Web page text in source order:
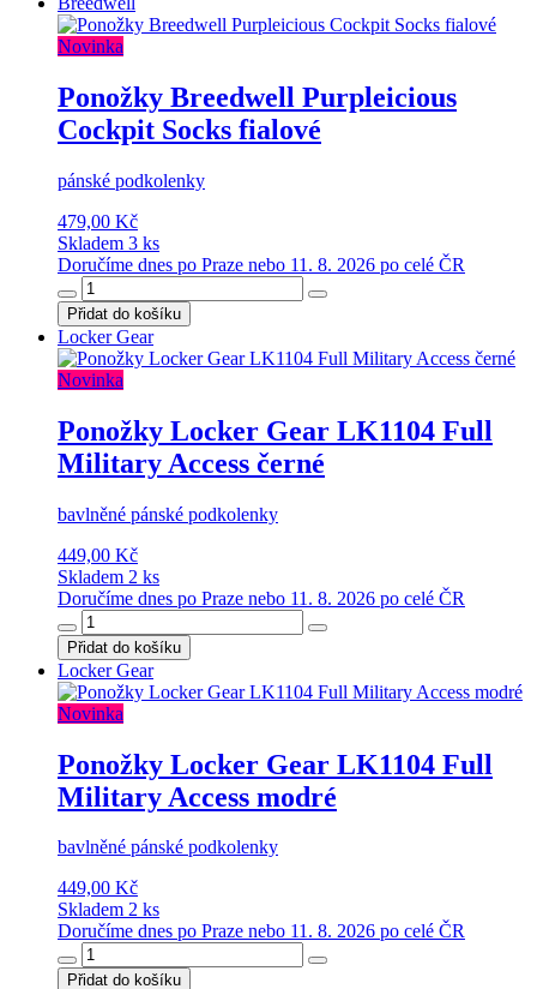
Novinka
Ponožky Breedwell Purpleicious
Cockpit Socks fialové
pánské podkolenky
479,00 Kč
Skladem 3 ks
Doručíme dnes po Praze nebo 11. 8. 2026 po celé ČR
Přidat do košíku
Locker Gear
Novinka
Ponožky Locker Gear LK1104 Full
Military Access černé
bavlněné pánské podkolenky
449,00 Kč
Skladem 2 ks
Doručíme dnes po Praze nebo 11. 8. 2026 po celé ČR
Přidat do košíku
Locker Gear
Novinka
Ponožky Locker Gear LK1104 Full
Military Access modré
bavlněné pánské podkolenky
449,00 Kč
Skladem 2 ks
Doručíme dnes po Praze nebo 11. 8. 2026 po celé ČR
Přidat do košíku